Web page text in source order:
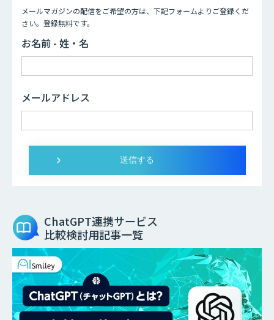
メールマガジンの配信をご希望の方は、下記フォームよりご登録くだ
さい。登録無料です。
お名前 - 姓・名
メールアドレス
ChatGPT連携サービス
比較検討用記事一覧